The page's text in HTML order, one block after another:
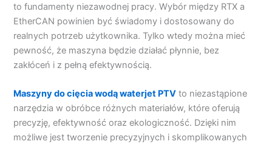
to fundamenty niezawodnej pracy. Wybór między RTX a
EtherCAN powinien być świadomy i dostosowany do
realnych potrzeb użytkownika. Tylko wtedy można mieć
pewność, że maszyna będzie działać płynnie, bez
zakłóceń i z pełną efektywnością.
Maszyny do cięcia wodą waterjet PTV to niezastąpione
narzędzia w obróbce różnych materiałów, które oferują
precyzję, efektywność oraz ekologiczność. Dzięki nim
możliwe jest tworzenie precyzyjnych i skomplikowanych